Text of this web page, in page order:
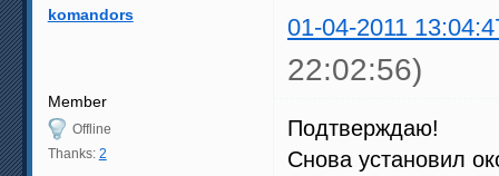
komandors 01-04-2011
22:02:56)
Member
Offline
Thanks: 2
Подтверждаю!
Снова установил